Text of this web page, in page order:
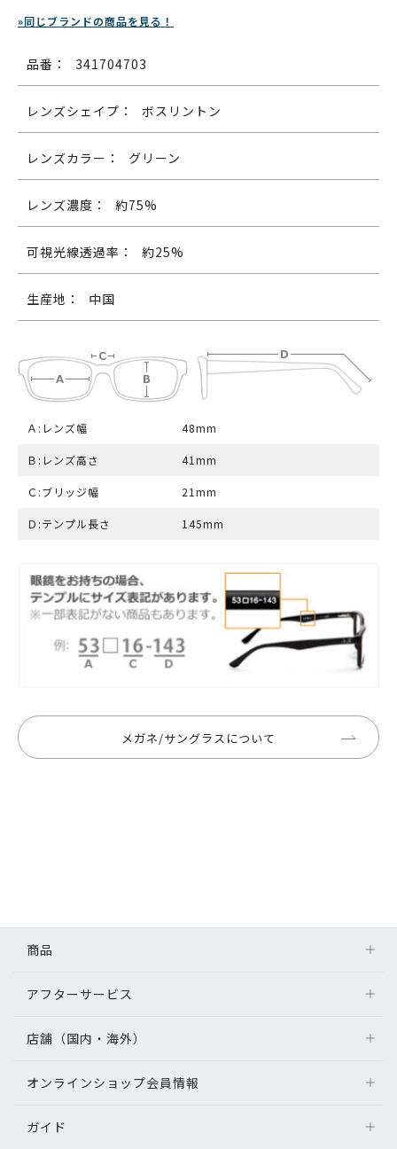
»同じブランドの商品を見る！
品番： 341704703
レンズシェイプ： ボスリントン
レンズカラー： グリーン
レンズ濃度： 約75%
可視光線透過率： 約25%
生産地： 中国
Ａ:レンズ幅 48mm
Ｂ:レンズ高さ 41mm
Ｃ:ブリッジ幅 21mm
Ｄ:テンプル長さ 145mm
メガネ/サングラスについて
商品
アフターサービス
店舗（国内・海外）
オンラインショップ会員情報
ガイド